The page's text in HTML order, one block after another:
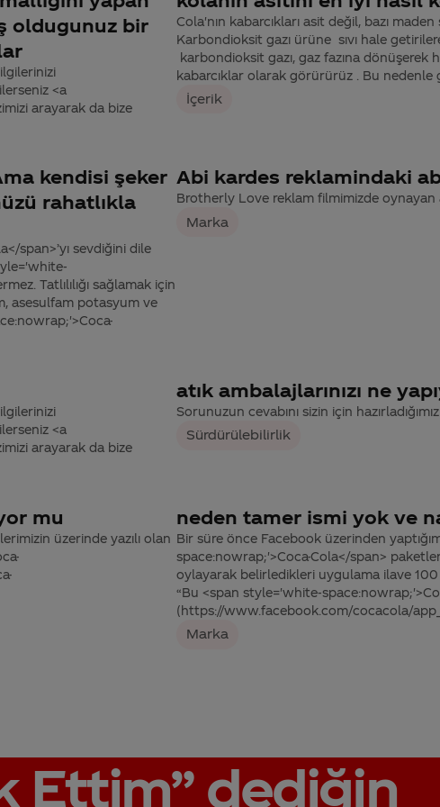
oldugunuz bir
<a
arayarak da bize
Cola'nın kabarcıkları asit değil, bazı
Karbondioksit gazı ürüne sıvı hale
karbondioksit gazı, gaz fazına dönüşerek
kabarcıklar olarak görürürüz . Bu nedenle
İçerik
kendisi şeker
rahatlıkla
span>’yı sevdiğini dile
Tatlılılığı sağlamak için
asesulfam potasyum ve
Abi kardes reklamindaki
Brotherly Love reklam filmimizde oynayan
Marka
<a
arayarak da bize
atık ambalajlarınızı ne
Sorunuzun cevabını sizin için
Sürdürülebilirlik
mu
üzerinde yazılı olan
neden tamer ismi yok ve
Bir süre önce Facebook üzerinden
space:nowrap;'>Coca-Cola</span>
oylayarak belirledikleri uygulama ilave
“Bu <span style='white-
(https://www.facebook.com/cocacola/
Marka
Ettim”dediğin